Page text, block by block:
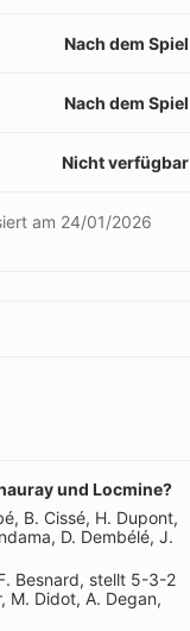
Nach dem Spiel
Nach dem Spiel
Nicht verfügbar
am 24/01/2026
und Locmine?
B. Cissé, H. Dupont,
D. Dembélé, J.
Besnard, stellt 5-3-2
M. Didot, A. Degan,